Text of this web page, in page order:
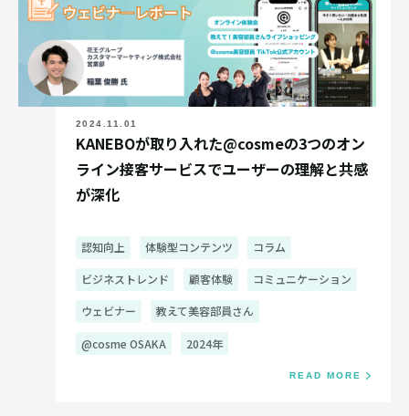
2024.11.01
KANEBOが取り入れた@cosmeの3つのオン
ライン接客サービスでユーザーの理解と共感
が深化
認知向上 体験型コンテンツ コラム
ビジネストレンド 顧客体験 コミュニケーション
ウェビナー 教えて美容部員さん
@cosme OSAKA 2024年
READ MORE